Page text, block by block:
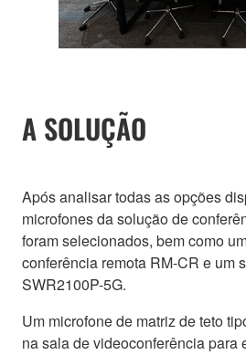
A SOLUÇÃO
Após analisar todas as opções
microfones da solução de
foram selecionados, bem como
conferência remota RM-CR e um
SWR2100P-5G.
Um microfone de matriz de teto
na sala de videoconferência para